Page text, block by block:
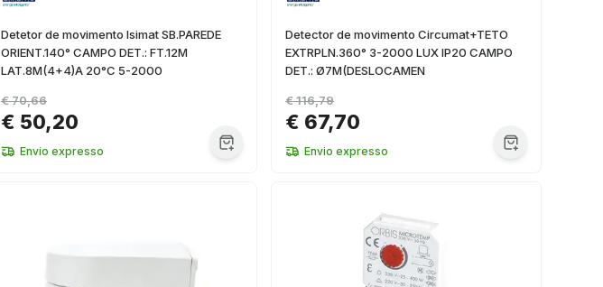
Detetor de movimento Isimat SB.PAREDE
ORIENT.140° CAMPO DET.: FT.12M
LAT.8M(4+4)A 20°C 5-2000
€ 50,20
€ 70,66
Envio expresso
Detector de movimento Circumat+TETO
EXTRPLN.360° 3-2000 LUX IP20 CAMPO
DET.: Ø7M(DESLOCAMEN
€ 67,70
€ 116,79
Envio expresso